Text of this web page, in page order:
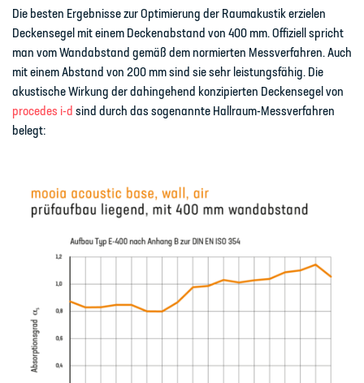
Die besten Ergebnisse zur Optimierung der Raumakustik erzielen
Deckensegel mit einem Deckenabstand von 400 mm. Offiziell spricht
man vom Wandabstand gemäß dem normierten Messverfahren. Auch
mit einem Abstand von 200 mm sind sie sehr leistungsfähig. Die
akustische Wirkung der dahingehend konzipierten Deckensegel von
procedes i-d sind durch das sogenannte Hallraum-Messverfahren
belegt: